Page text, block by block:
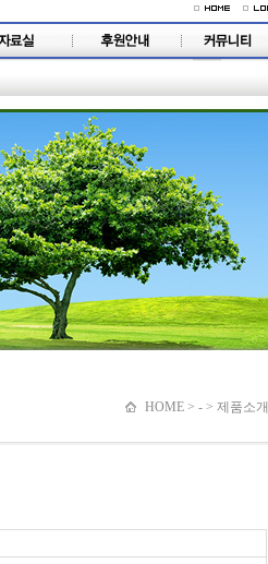
HOME > - > 제품소개